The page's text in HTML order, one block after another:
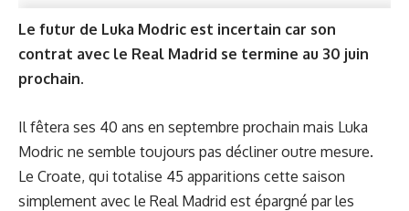
Le futur de Luka Modric est incertain car son
contrat avec le Real Madrid se termine au 30 juin
prochain.
Il fêtera ses 40 ans en septembre prochain mais Luka
Modric ne semble toujours pas décliner outre mesure.
Le Croate, qui totalise 45 apparitions cette saison
simplement avec le Real Madrid est épargné par les